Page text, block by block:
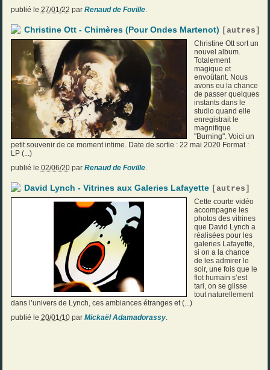
publié le 27/01/22 par Renaud de Foville.
Christine Ott - Chimères (Pour Ondes Martenot) [autres ]
Christine Ott sort un
nouvel album.
Totalement
magique et
envoûtant. Nous
avons eu la chance
de passer quelques
instants dans le
studio quand elle
enregistrait le
magnifique
"Burning". Voici un
petit souvenir de ce moment intime. Date de sortie : 22 mai 2020 Format :
LP (...)
publié le 02/06/20par Renaud de Foville.
David Lynch - Vitrines aux Galeries Lafayette [autres ]
Cette courte vidéo
accompagne les
photos des vitrines
que David Lynch a
réalisées pour les
galeries Lafayette,
si on a la chance
de les admirer le
soir, une fois que le
flot humain s’est
tari, on se glisse
tout naturellement
dans l’univers de Lynch, ces ambiances étranges et (...)
publié le 20/01/10par Mickaël Adamadorassy.
AUTRES- dernière contribution le 02/10/24